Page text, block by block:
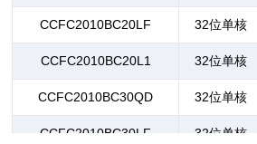
CCFC2010BC20LF 32位单核
CCFC2010BC20L1 32位单核
CCFC2010BC30QD 32位单核
CCFC2010BC30LF 32位单核